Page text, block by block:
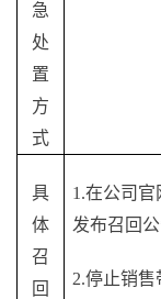
急
处
置
方
式
具
体
召
回
1.在公司官
发布召回
2.停止销售